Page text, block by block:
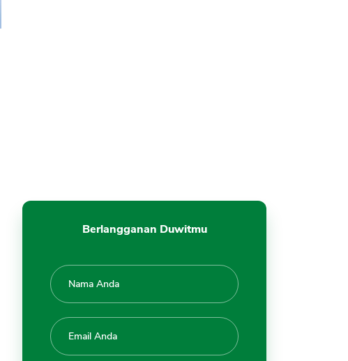
vs Tanpa
#1 Cek Kondisi Keuangan
#3 Tenor Pinjaman
#5 Hindari Fintech Ilegal
Tanya Jawab Aplikasi Cicilan
PayLater
Berlangganan Duwitmu